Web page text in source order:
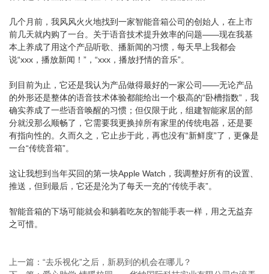
几个月前，我风风火火地找到一家智能音箱公司的创始人，在上市
前几天就内购了一台。关于语音技术提升效率的问题——现在我基
本上养成了用这个产品听歌、播新闻的习惯，每天早上我都会
说“xxx，播放新闻！”，“xxx，播放抒情的音乐”。
到目前为止，它还是我认为产品做得最好的一家公司——无论产品
的外形还是整体的语音技术体验都能给出一个极高的“卧槽指数”，我
确实养成了一些语音唤醒的习惯；但仅限于此，组建智能家居的部
分就没那么顺畅了，它需要我更换掉所有家里的传统电器，还是要
有指向性的。久而久之，它止步于此，再也没有“新鲜度”了，更像是
一台“传统音箱”。
这让我想到当年买回的第一块Apple Watch，我调整好所有的设置、
推送，但到最后，它还是沦为了每天一充的“传统手表”。
智能音箱的下场可能就会和躺着吃灰的智能手表一样，用之无益弃
之可惜。
上一篇：“去乐视化”之后，新易到的机会在哪儿？